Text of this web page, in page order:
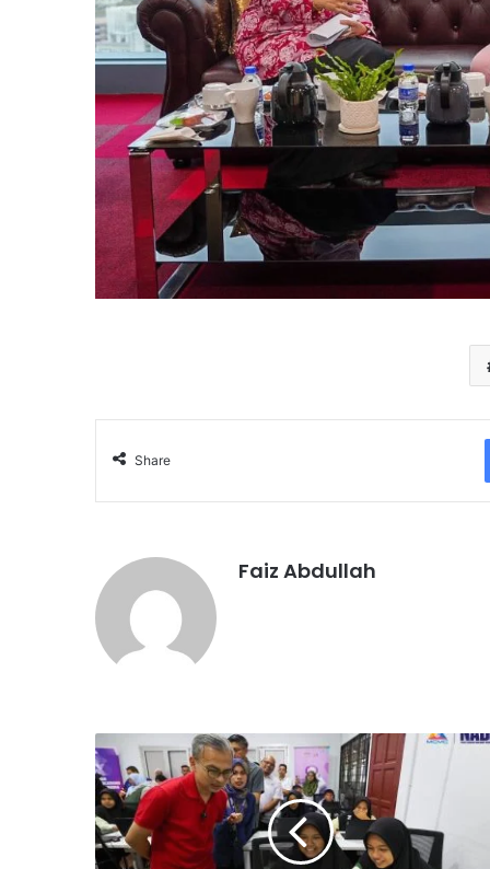
Share
Faiz Abdullah
A
I
@
N
A
D